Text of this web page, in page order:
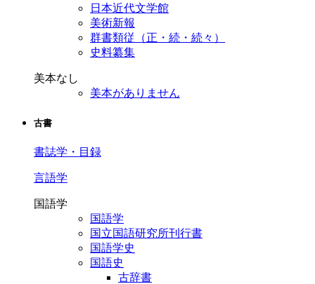
日本近代文学館
美術新報
群書類従（正・続・続々）
史料纂集
美本なし
美本がありません
古書
書誌学・目録
言語学
国語学
国語学
国立国語研究所刊行書
国語学史
国語史
古辞書